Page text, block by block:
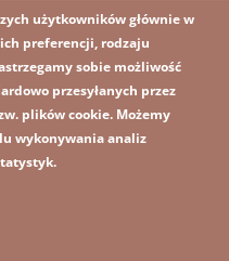
użytkowników głównie w
preferencji, rodzaju
sobie możliwość
przesyłanych przez
plików cookie. Możemy
wykonywania analiz